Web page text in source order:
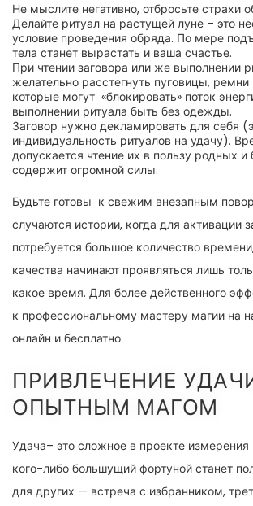
Не мыслите негативно, отбросьте страхи
Делайте ритуал на растущей луне – это
условие проведения обряда. По мере
тела станет вырастать и ваша счастье.
При чтении заговора или же выполнении
желательно расстегнуть пуговицы,
которые могут «блокировать» поток
выполнении ритуала быть без одежды.
Заговор нужно декламировать для себя
индивидуальность ритуалов на удачу).
допускается чтение их в пользу родных и
содержит огромной силы.
Будьте готовы к свежим внезапным
случаются истории, когда для активации
потребуется большое количество
качества начинают проявляться лишь
какое время. Для более действенного
к профессиональному мастеру магии на
онлайн и бесплатно.
ПРИВЛЕЧЕНИЕ
ОПЫТНЫМ МАГОМ
Удача– это сложное в проекте измерения
кого-либо большущий фортуной станет
для других — встреча с избранником,